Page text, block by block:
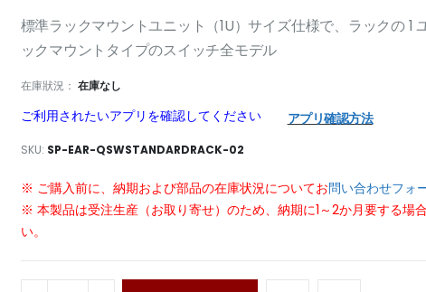
標準ラックマウントユニット（1U）サイズ仕様で、ラックの
ックマウントタイプのスイッチ全モデル
在庫狀況： 在庫なし
ご利用されたいアプリを確認してください アプリ確認方法
SKU SP-EAR-QSWSTANDARDRACK-02
※ ご購入前に、納期および部品の在庫状況についてお問い合わせフォ
※ 本製品は受注生産（お取り寄せ）のため、納期に1～2か月要する場
い。